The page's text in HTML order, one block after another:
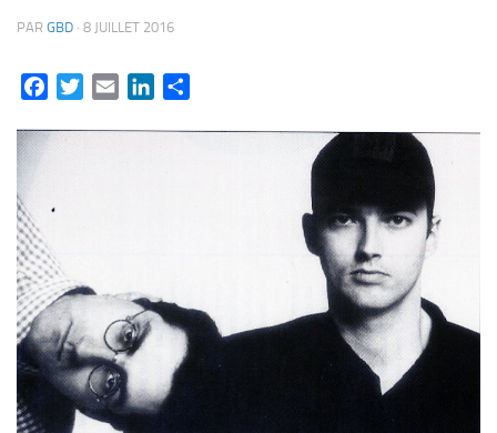
PAR GBD · 8 JUILLET 2016
FacebookTwitterEmail LinkedIn